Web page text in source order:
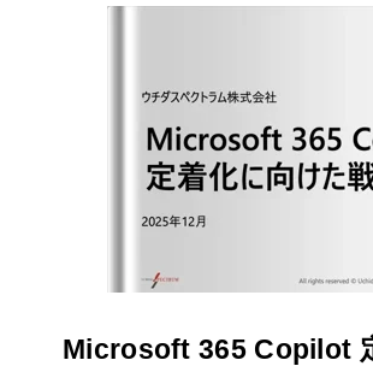
Microsoft 365 Copilot